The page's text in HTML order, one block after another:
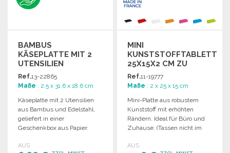
BAMBUS
KÄSEPLATTE MIT 2
UTENSILIEN
310X180MM
Ref.13-22865
Maße : 2.5 x 31.6 x 18.6 cm
Käseplatte mit 2 Utensilien
aus Bambus und Edelstahl,
geliefert in einer
Geschenkbox aus Papier.
AUS
MINI
KUNSTSTOFFTABLETT
25X15X2 CM ZU
GROSSHANDELSPREISEN
Ref.11-19777
Maße : 2 x 25 x 15 cm
Mini-Platte aus robustem
Kunststoff mit erhöhten
Rändern. Ideal für Büro und
Zuhause. (Tassen nicht im
AUS